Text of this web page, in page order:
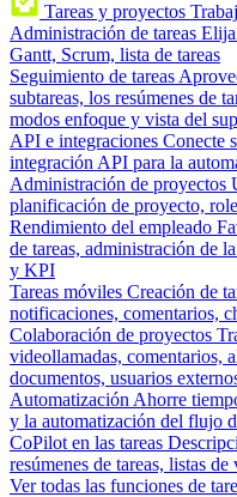
Tareas y proyectos
Administración de tareas
Gantt, Scrum, lista de tareas
Seguimiento de tareas
subtareas, los resúmenes de
modos enfoque y vista del
API e integraciones Conecte
integración API para la
Administración de proyectos
planificación de proyecto,
Rendimiento del empleado
de tareas, administración de
y KPI
Tareas móviles Creación de
notificaciones, comentarios,
Colaboración de proyectos
videollamadas, comentarios,
documentos, usuarios
Automatización Ahorre
y la automatización del flujo
CoPilot en las tareas
resúmenes de tareas, listas
Ver todas las funciones de